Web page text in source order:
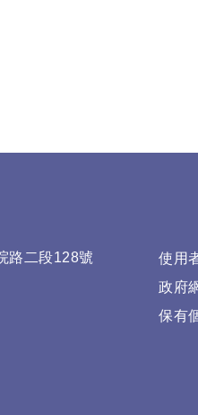
路二段128號
使用
政府
保有